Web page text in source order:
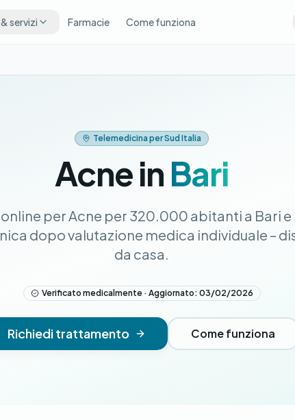
servizi Farmacie Come funziona
Telemedicina per Sud Italia
Acne inBari
per Acne per 320.000 abitanti a Bari e
dopo valutazione medica individuale –
da casa.
Verificato medicalmente · Aggiornato: 03/02/2026
Richiedi trattamento Come funziona